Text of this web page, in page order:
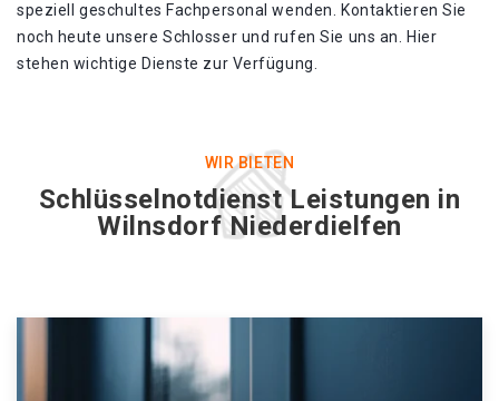
speziell geschultes Fachpersonal wenden. Kontaktieren Sie
noch heute unsere Schlosser und rufen Sie uns an. Hier
stehen wichtige Dienste zur Verfügung.
WIR BIETEN
Schlüsselnotdienst Leistungen in
Wilnsdorf Niederdielfen